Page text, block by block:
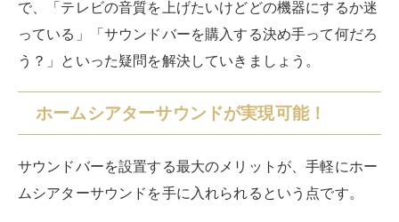
で、「テレビの音質を上げたいけどどの機器にするか迷
っている」「サウンドバーを購入する決め手って何だろ
う？」といった疑問を解決していきましょう。
ホームシアターサウンドが実現可能！
サウンドバーを設置する最大のメリットが、手軽にホー
ムシアターサウンドを手に入れられるという点です。